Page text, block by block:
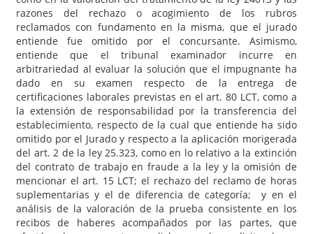
razones del rechazo o acogimiento de los rubros
reclamados con fundamento en la misma, que el jurado
entiende fue omitido por el concursante. Asimismo,
entiende que el tribunal examinador incurre en
arbitrariedad al evaluar la solución que el impugnante ha
dado en su examen respecto de la entrega de
certificaciones laborales previstas en el art. 80 LCT, como a
la extensión de responsabilidad por la transferencia del
establecimiento, respecto de la cual que entiende ha sido
omitido por el Jurado y respecto a la aplicación morigerada
del art. 2 de la ley 25.323, como en lo relativo a la extinción
del contrato de trabajo en fraude a la ley y la omisión de
mencionar el art. 15 LCT; el rechazo del reclamo de horas
suplementarias y el de diferencia de categoría; y en el
análisis de la valoración de la prueba consistente en los
recibos de haberes acompañados por las partes, que